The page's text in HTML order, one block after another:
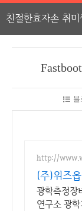
친절한효자손 취
블
http://
(주)위즈
광학측정장
연구소 광